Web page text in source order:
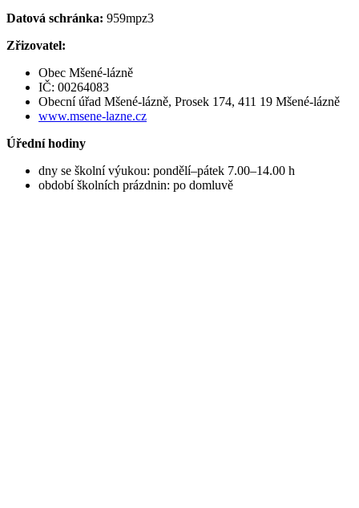
Datová schránka: 959mpz3
Zřizovatel:
Obec Mšené-lázně
IČ: 00264083
Obecní úřad Mšené-lázně, Prosek 174, 411 19 Mšené-lázně
www.msene-lazne.cz
Úřední hodiny
dny se školní výukou: pondělí–pátek 7.00–14.00 h
období školních prázdnin: po domluvě